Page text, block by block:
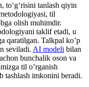
to‘g‘risini tanlash qiyin
til
olish muhimdir.
taklif etadi, u
qaratilgan. Talkpal ko’p
seviladi. AI modeli bilan
bunchalik oson va
til o’rganish
tashlash imkonini beradi.